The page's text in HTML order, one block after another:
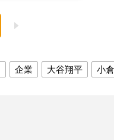
企業 大谷翔平 小